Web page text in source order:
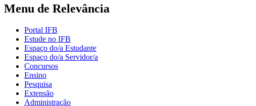
Menu de Relevância
Portal IFB
Estude no IFB
Espaço do/a Estudante
Espaço do/a Servidor/a
Concursos
Ensino
Pesquisa
Extensão
Administração